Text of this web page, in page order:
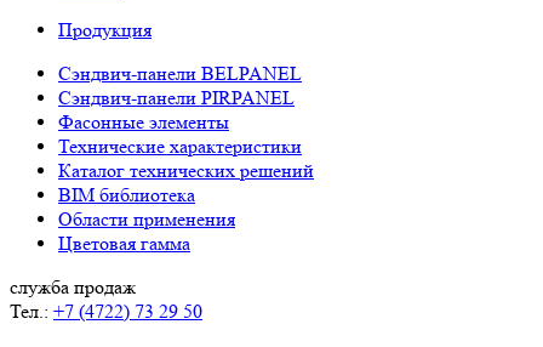
Продукция
Сэндвич-панели BELPANEL
Сэндвич-панели PIRPANEL
Фасонные элементы
Технические характеристики
Каталог технических решений
BIM библиотека
Области применения
Цветовая гамма
служба продаж
Тел.: +7 (4722) 73 29 50